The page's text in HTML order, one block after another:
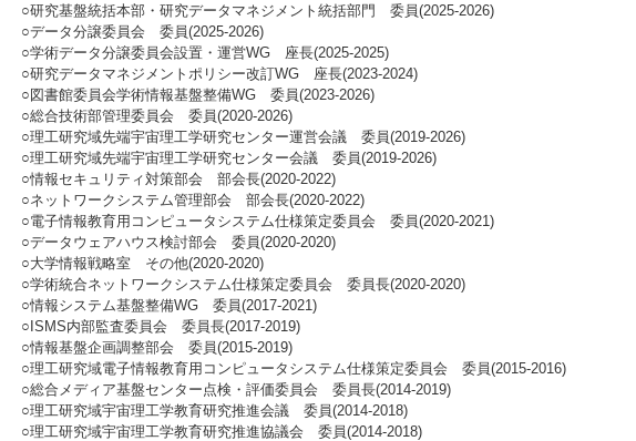
○研究基盤統括本部・研究データマネジメント統括部門 委員(2025-2026)
○データ分譲委員会 委員(2025-2026)
○学術データ分譲委員会設置・運営WG 座長(2025-2025)
○研究データマネジメントポリシー改訂WG 座長(2023-2024)
○図書館委員会学術情報基盤整備WG 委員(2023-2026)
○総合技術部管理委員会 委員(2020-2026)
○理工研究域先端宇宙理工学研究センター運営会議 委員(2019-2026)
○理工研究域先端宇宙理工学研究センター会議 委員(2019-2026)
○情報セキュリティ対策部会 部会長(2020-2022)
○ネットワークシステム管理部会 部会長(2020-2022)
○電子情報教育用コンピュータシステム仕様策定委員会 委員(2020-2021)
○データウェアハウス検討部会 委員(2020-2020)
○大学情報戦略室 その他(2020-2020)
○学術統合ネットワークシステム仕様策定委員会 委員長(2020-2020)
○情報システム基盤整備WG 委員(2017-2021)
○ISMS内部監査委員会 委員長(2017-2019)
○情報基盤企画調整部会 委員(2015-2019)
○理工研究域電子情報教育用コンピュータシステム仕様策定委員会 委員(2015-2016)
○総合メディア基盤センター点検・評価委員会 委員長(2014-2019)
○理工研究域宇宙理工学教育研究推進会議 委員(2014-2018)
○理工研究域宇宙理工学教育研究推進協議会 委員(2014-2018)